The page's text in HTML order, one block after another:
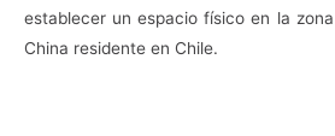
establecer un espacio físico en la
China residente en Chile.